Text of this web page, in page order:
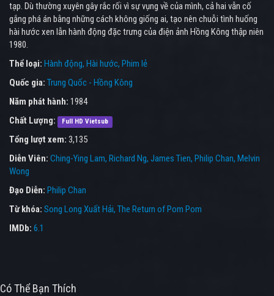
tạp. Dù thường xuyên gây rắc rối vì sự vụng về của mình, cả hai vẫn cố
gắng phá án bằng những cách không giống ai, tạo nên chuỗi tình huống
hài hước xen lẫn hành động đặc trưng của điện ảnh Hồng Kông thập niên
1980.
Thể loại: Hành động Hài hước Phim lẻ
Quốc gia: Trung Quốc - Hồng Kông
Năm phát hành: 1984
Chất Lượng:
Full HD Vietsub
Tổng lượt xem: 3,135
Diễn Viên: Ching-Ying Lam Richard Ng James Tien Philip Chan Melvin
Wong
Đạo Diễn: Philip Chan
Từ khóa: Song Long Xuất Hải, The Return of Pom Pom
IMDb: 6.1
Có Thể Bạn Thích